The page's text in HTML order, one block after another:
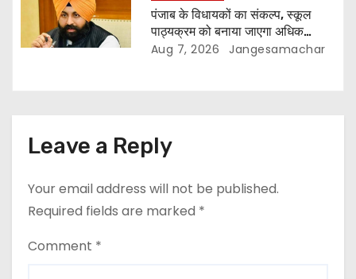
पंजाब के विधायकों का संकल्प, स्कूल
पाठ्यक्रम को बनाया जाएगा अधिक
प्रासंगिक और आधुनिक
Aug 7, 2026 Jangesamachar
Leave a Reply
Your email address will not be published.
Required fields are marked *
Comment *